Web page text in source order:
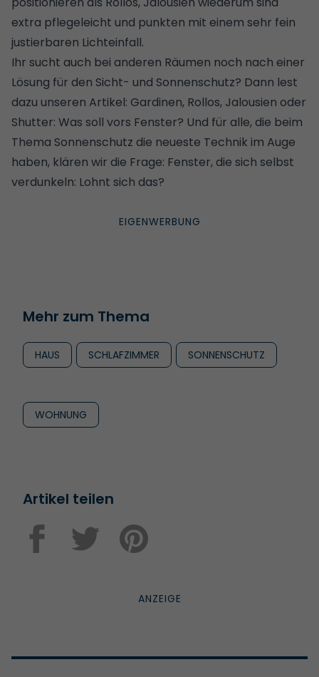
extra pflegeleicht und punkten mit einem sehr fein
justierbaren Lichteinfall.
Ihr sucht auch bei anderen Räumen noch nach einer
Lösung für den Sicht- und Sonnenschutz? Dann lest
dazu unseren Artikel: Gardinen, Rollos, Jalousien oder
Shutter: Was soll vors Fenster? Und für alle, die beim
Thema Sonnenschutz die neueste Technik im Auge
haben, klären wir die Frage: Fenster, die sich selbst
verdunkeln: Lohnt sich das?
Mehr zum Thema
HAUS SCHLAFZIMMER SONNENSCHUTZ
WOHNUNG
Artikel teilen